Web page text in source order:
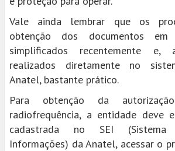
Vale ainda lembrar que os
obtenção dos documentos
simplificados recentemente e,
realizados diretamente no
Anatel, bastante prático.
Para obtenção da
radiofrequência, a entidade deve
cadastrada no SEI
Informações) da Anatel, acessar o